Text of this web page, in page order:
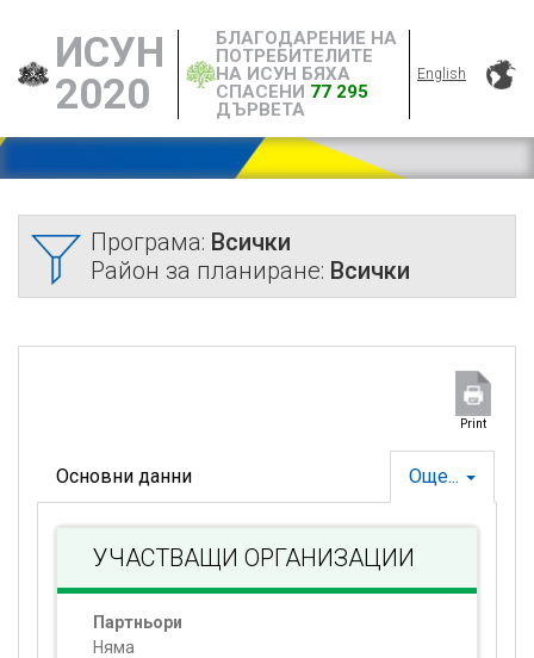
ИСУН
2020
БЛАГОДАРЕНИЕ НА
ПОТРЕБИТЕЛИТЕ
НА ИСУН БЯХА
СПАСЕНИ 77 295
ДЪРВЕТА
English
Програма: Всички
Район за планиране: Всички
Print
Още...
Основни данни
УЧАСТВАЩИ ОРГАНИЗАЦИИ
Партньори
Няма